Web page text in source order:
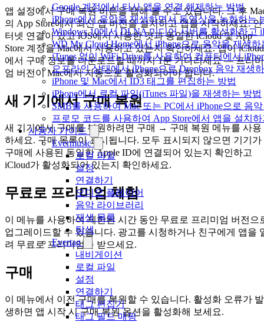
Google 계정에서 타사 앱을 연결 해제하는 방법
iPhone에서 음악을 재생하면서 동영상을 녹화하는
Windows 10에서 DLNA 미디어 서버를 활성화하고
WD My Cloud Home에서 iPhone으로 음악을 재생
iTunes 없이 WiFi-Drive를 사용하여 컴퓨터에서
오프라인 상태에서 iPhone으로 Dropbox 음악 재생
iPhone 및 Mac에서 ID3 태그를 편집하는 방법
iPhone에서 로컬 파일(iTunes 파일)을 재생하는 방법
SMB를 사용하여 Mac 또는 PC에서 iPhone으로 음
프로모 코드를 사용하여 App Store에서 앱을 설치
사용자 가이드
Evermusic
로컬 파일
설정
연결하기
오디오 플레이어
음악 라이브러리
재생 목록
탐색
Evertag
내비게이션
로컬 파일
설정
연결하기
태그 편집기
태그 필드 매핑
앱 설정에서 구매 복원 버튼을 탭해 볼 수도 있습니다. 그 후
의 App Store에서 최신 앱 버전을 설치하고 앱을 시작하세요. 인
터넷 연결이 있고 iOS에서 사용한 것과 동일한 iCloud 및 App
Store 계정을 Mac에서 사용하고 있는지 확인하세요. 앱이 iCloud
에서 구매 정보를 다운로드할 때까지 1분 기다리세요 — 프리미
엄 버전이 Mac에서 자동으로 활성화되어야 합니다.
새 기기에서 구매 복원
새 기기에서 구매를 복원하려면 구매 → 구매 복원 메뉴를 사용
하세요. 구매 목록이 표시됩니다. 모두 표시되지 않으면 기기가
구매에 사용된 동일한 Apple ID에 연결되어 있는지 확인하고
iCloud가 활성화되어 있는지 확인하세요.
무료로 프리미엄 체험
이 메뉴를 사용하여 제한된 시간 동안 무료로 프리미엄 버전으
업그레이드할 수 있습니다. 광고를 시청하거나 친구에게 앱을
려 무료로 프리미엄을 받으세요.
구매
이 메뉴에서 이전 구매를 복원할 수 있습니다. 활성화 오류가 발
생하면 앱 시작 시 구매 복원 옵션을 활성화해 보세요.